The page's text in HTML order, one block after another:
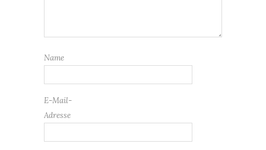
Name
E-Mail-
Adresse